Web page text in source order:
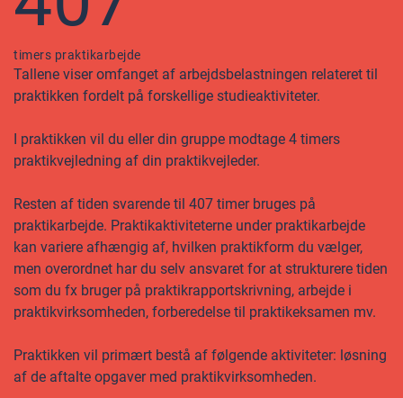
timers praktikarbejde
Tallene viser omfanget af arbejdsbelastningen relateret til
praktikken fordelt på forskellige studieaktiviteter.
I praktikken vil du eller din gruppe modtage 4 timers
praktikvejledning af din praktikvejleder.
Resten af tiden svarende til 407 timer bruges på
praktikarbejde. Praktikaktiviteterne under praktikarbejde
kan variere afhængig af, hvilken praktikform du vælger,
men overordnet har du selv ansvaret for at strukturere tiden
som du fx bruger på praktikrapportskrivning, arbejde i
praktikvirksomheden, forberedelse til praktikeksamen mv.
Praktikken vil primært bestå af følgende aktiviteter: løsning
af de aftalte opgaver med praktikvirksomheden.